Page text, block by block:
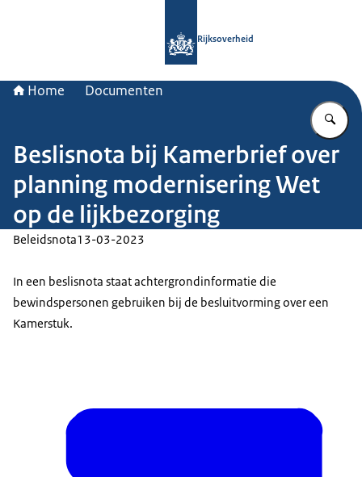
Rijksoverheid
Home Documenten
Beslisnota bij Kamerbrief over
planning modernisering Wet
op de lijkbezorging
Beleidsnota13-03-2023
In een beslisnota staat achtergrondinformatie die
bewindspersonen gebruiken bij de besluitvorming over een
Kamerstuk.